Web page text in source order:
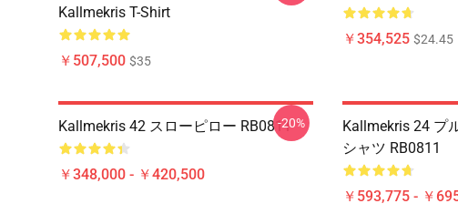
Kallmekris T-Shirt
￥507,500 $35
￥354,525 $24.45
Kallmekris 42 スローピロー RB0811
￥348,000 - ￥420,500
-20%
Kallmekris 24 プ
シャツ RB0811
￥593,775 - ￥